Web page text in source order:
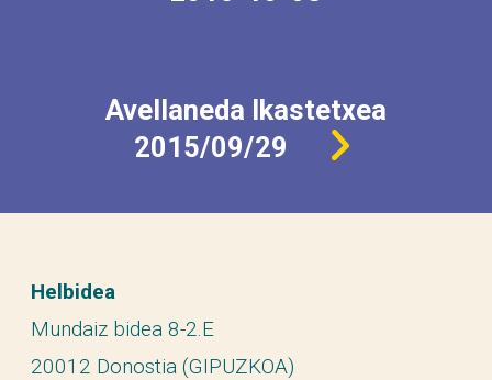
Avellaneda Ikastetxea
2015/09/29
Helbidea
Mundaiz bidea 8-2.E
20012 Donostia (GIPUZKOA)